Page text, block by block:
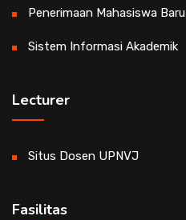
Penerimaan Mahasiswa Baru
Sistem Informasi Akademik
Lecturer
Situs Dosen UPNVJ
Fasilitas